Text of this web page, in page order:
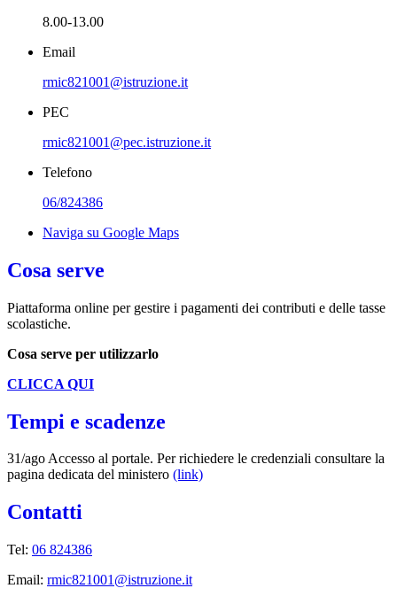
8.00-13.00
Email
rmic821001@istruzione.it
PEC
rmic821001@pec.istruzione.it
Telefono
06/824386
Naviga su Google Maps
Cosa serve
Piattaforma online per gestire i pagamenti dei contributi e delle tasse
scolastiche.
Cosa serve per utilizzarlo
CLICCA QUI
Tempi e scadenze
31/ago Accesso al portale. Per richiedere le credenziali consultare la
pagina dedicata del ministero (link)
Contatti
Tel: 06 824386
Email: rmic821001@istruzione.it